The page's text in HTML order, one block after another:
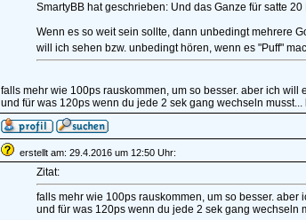
SmartyBB hat geschrieben: Und das Ganze für satte
Wenn es so weit sein sollte, dann unbedingt mehrere
will ich sehen bzw. unbedingt hören, wenn es "Puff"
falls mehr wie 100ps rauskommen, um so besser. aber ich will
und für was 120ps wenn du jede 2 sek gang wechseln musst...
erstellt am: 29.4.2016 um 12:50 Uhr:
Zitat:
falls mehr wie 100ps rauskommen, um so besser. aber
und für was 120ps wenn du jede 2 sek gang wechseln